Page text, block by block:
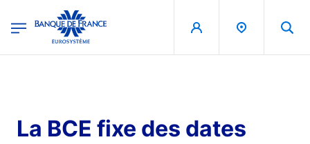
Banque de France - Menu Principal
La BCE fixe des dates